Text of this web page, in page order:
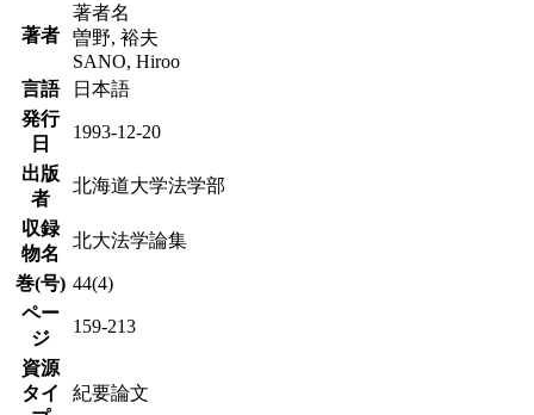
著者
著者名
曽野, 裕夫
SANO, Hiroo
言語
日本語
発行
日
1993-12-20
出版
者
北海道大学法学部
収録
物名
北大法学論集
巻(号) 44(4)
ペー
ジ
159-213
資源
タイ
紀要論文